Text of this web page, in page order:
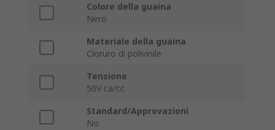
Colore della guaina
Nero
Materiale della guaina
Cloruro di polivinile
Tensione
50V ca/cc
Standard/Approvazioni
No